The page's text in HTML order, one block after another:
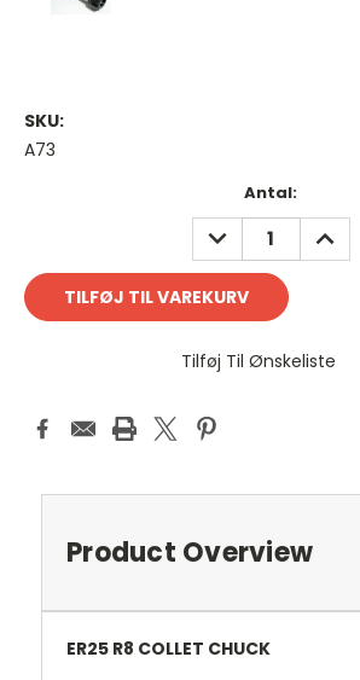
SKU:
A73
Antal:
REDUCER
ANTAL:
FORØG
ANTAL:
Tilføj Til Ønskeliste
Product Overview
ER25 R8 COLLET CHUCK